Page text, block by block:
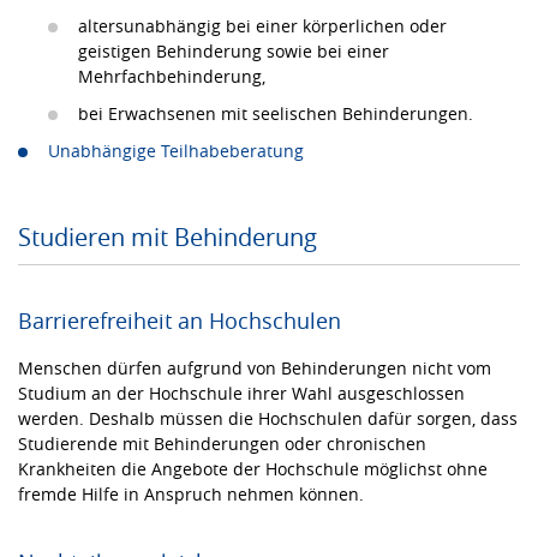
altersunabhängig bei einer körperlichen oder
geistigen Behinderung sowie bei einer
Mehrfachbehinderung,
bei Erwachsenen mit seelischen Behinderungen.
Unabhängige Teilhabeberatung
Studieren mit Behinderung
Barrierefreiheit an Hochschulen
Menschen dürfen aufgrund von Behinderungen nicht vom
Studium an der Hochschule ihrer Wahl ausgeschlossen
werden. Deshalb müssen die Hochschulen dafür sorgen, dass
Studierende mit Behinderungen oder chronischen
Krankheiten die Angebote der Hochschule möglichst ohne
fremde Hilfe in Anspruch nehmen können.